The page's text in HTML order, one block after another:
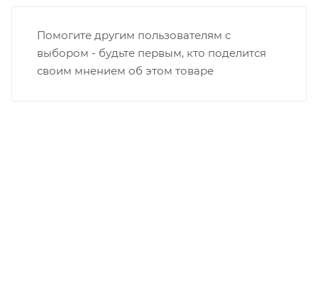
Помогите другим пользователям с
выбором - будьте первым, кто поделится
своим мнением об этом товаре